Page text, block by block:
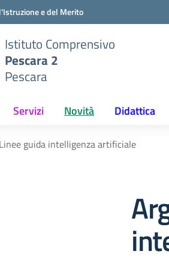
e del Merito
Istituto Comprensivo
Pescara 2
Pescara
Servizi Novità Didattica
Linee guida intelligenza artificiale